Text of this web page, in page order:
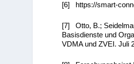
[6] https://smart-
[7] Otto, B.;
Basisdienste und
VDMA und ZVEI. Juli